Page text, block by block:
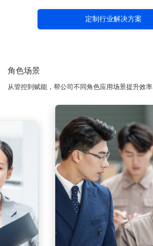
定制行业解决方案
角色场景
从管控到赋能，帮公司不同角色应用场景提升效率